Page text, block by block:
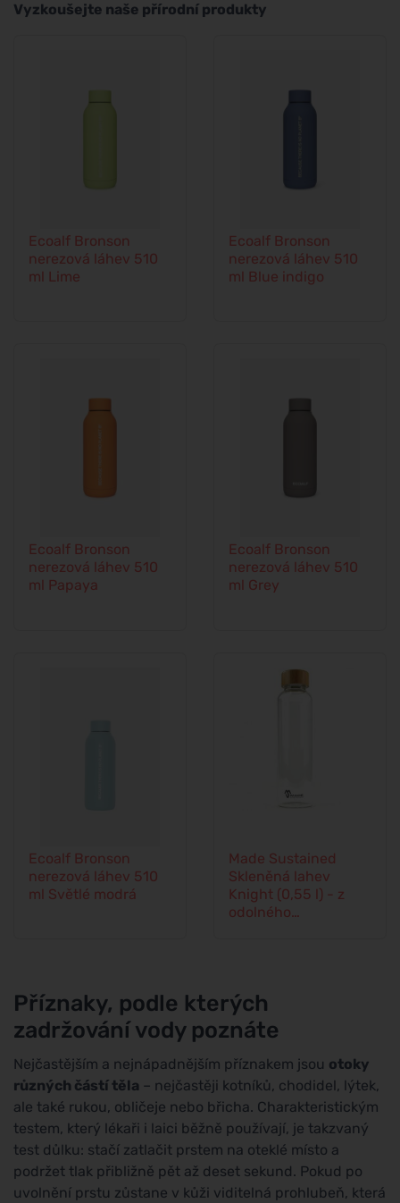
Vyzkoušejte naše přírodní produkty
Ecoalf Bronson
nerezová láhev 510
ml Lime
Ecoalf Bronson
nerezová láhev 510
ml Blue indigo
Ecoalf Bronson
nerezová láhev 510
ml Papaya
Ecoalf Bronson
nerezová láhev 510
ml Grey
Ecoalf Bronson
nerezová láhev 510
ml Světlé modrá
Made Sustained
Skleněná lahev
Knight (0,55 l) - z
odolného
Příznaky, podle kterých
zadržování vody poznáte
Nejčastějším a nejnápadnějším příznakem jsou otoky
různých částí těla – nejčastěji kotníků, chodidel, lýtek,
ale také rukou, obličeje nebo břicha. Charakteristickým
testem, který lékaři i laici běžně používají, je takzvaný
test důlku: stačí zatlačit prstem na oteklé místo a
podržet tlak přibližně pět až deset sekund. Pokud po
uvolnění prstu zůstane v kůži viditelná prohlubeň, která